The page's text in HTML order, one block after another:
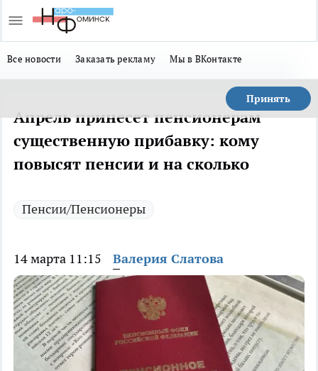
Все новости Заказать рекламу Мы в ВКонтакте
Принять
Апрель принесет пенсионерам
существенную прибавку: кому
повысят пенсии и на сколько
Пенсии/Пенсионеры
14 марта 11:15 Валерия Слатова